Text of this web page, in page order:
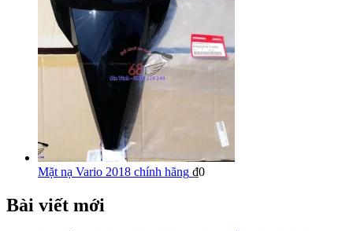
Mặt nạ Vario 2018 chính hãng ₫0
Bài viết mới